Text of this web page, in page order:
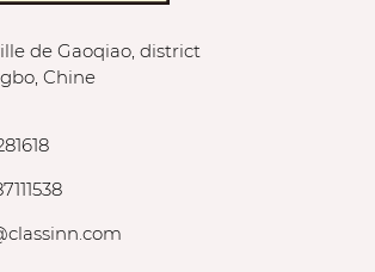
de Gaoqiao, district
Chine